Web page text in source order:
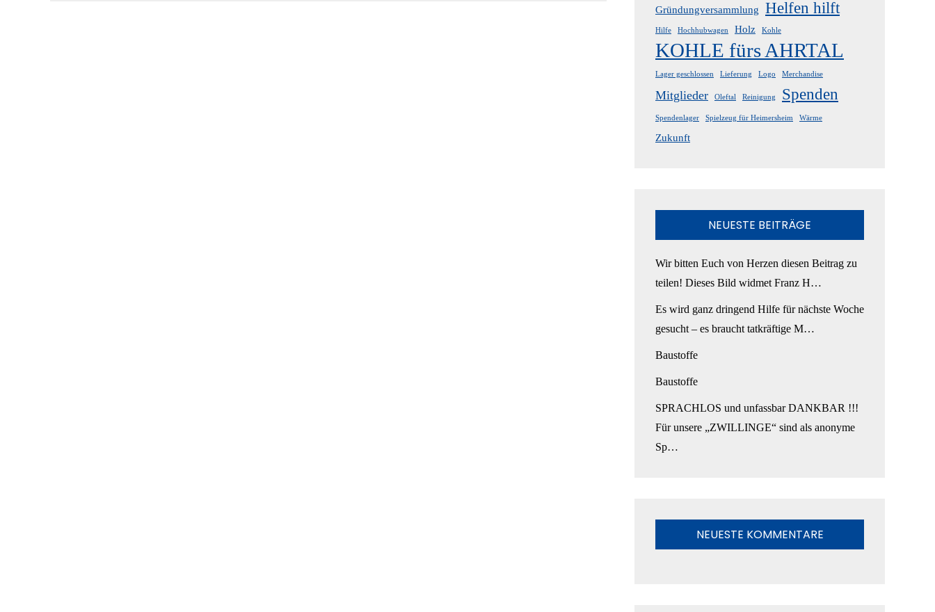
Gründungversammlung Helfen hilft
Hilfe Hochhubwagen Holz Kohle
KOHLE fürs AHRTAL
Lager geschlossen Lieferung Logo Merchandise
Mitglieder Oleftal Reinigung Spenden
Spendenlager Spielzeug für Heimersheim Wärme
Zukunft
NEUESTE BEITRÄGE
Wir bitten Euch von Herzen diesen Beitrag zu
teilen! Dieses Bild widmet Franz H…
Es wird ganz dringend Hilfe für nächste Woche
gesucht – es braucht tatkräftige M…
Baustoffe
Baustoffe
SPRACHLOS und unfassbar DANKBAR !!!
Für unsere „ZWILLINGE“ sind als anonyme
Sp…
NEUESTE KOMMENTARE